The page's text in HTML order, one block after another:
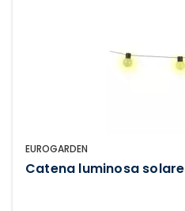
EUROGARDEN
Catena luminosa solare